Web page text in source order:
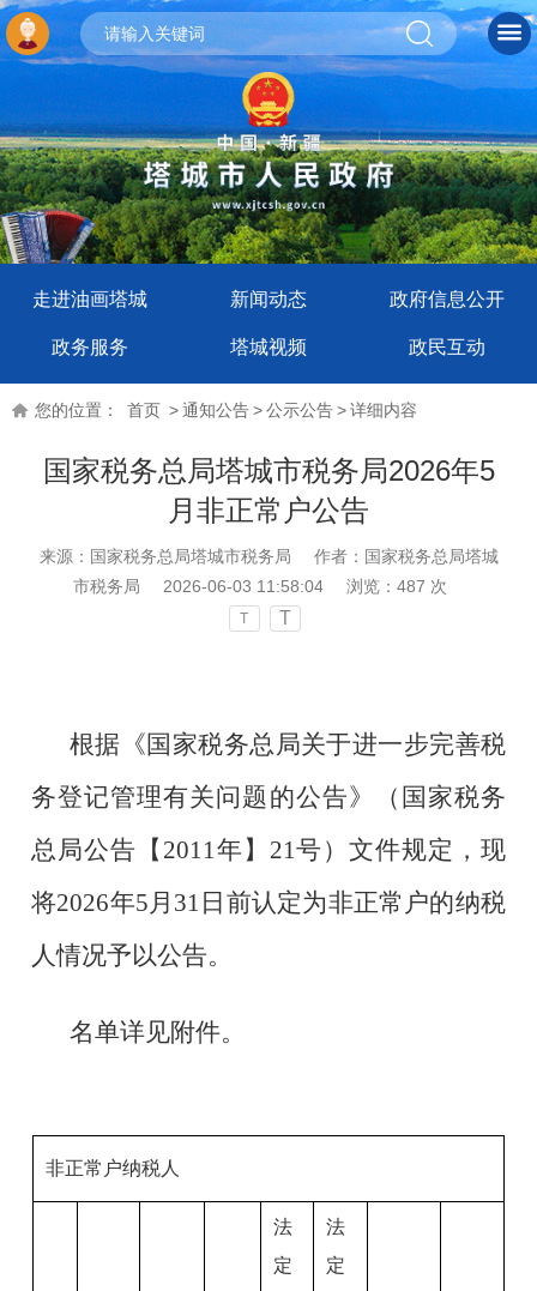
走进油画塔城 新闻动态 政府信息公开
政务服务 塔城视频 政民互动
您的位置： 首页 >通知公告>公示公告>详细内容
国家税务总局塔城市税务局2026年5
月非正常户公告
来源：国家税务总局塔城市税务局
作者：国家税务总局塔城
市税务局
2026-06-03 11:58:04 浏览： 487 次
T T
根据《国家税务总局关于进一步完善税
务登记管理有关问题的公告》（国家税务
总局公告【 2011年】21号）文件规定，现
将2026年5月31日前认定为非正常户的纳税
人情况予以公告。
名单详见附件。
非正常户纳税人
法
定
法
定